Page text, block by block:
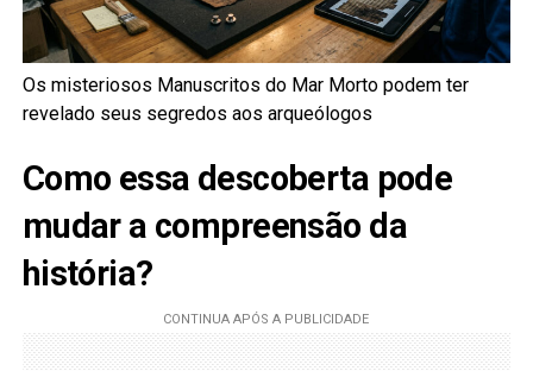
Os misteriosos Manuscritos do Mar Morto podem ter
revelado seus segredos aos arqueólogos
Como essa descoberta pode
mudar a compreensão da
história?